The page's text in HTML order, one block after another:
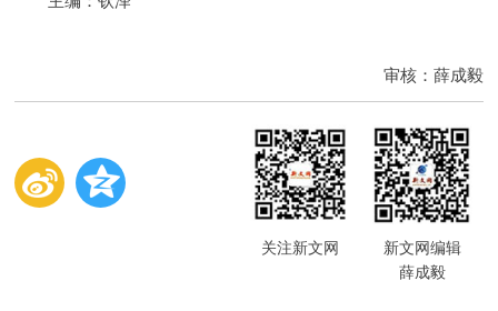
审核：薛成毅
关注新文网
新文网编辑
薛成毅